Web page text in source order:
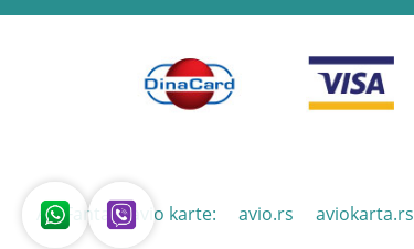
Air Fantast avio karte: avio.rs aviokarta.rs